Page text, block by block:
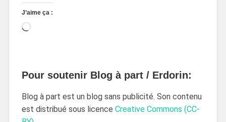
J’aime ça :
Pour soutenir Blog à part / Erdorin:
Blog à part est un blog sans publicité. Son contenu
est distribué sous licence Creative Commons (CC-